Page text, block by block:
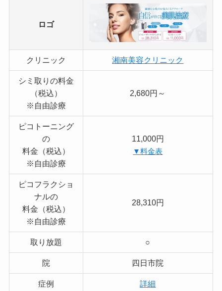
ロゴ
クリニック 湘南美容クリニック
シミ取りの料金
（税込）
※自由診療
2,680円～
ピコトーニング
の
料金（税込）
※自由診療
11,000円
▼料金表
ピコフラクショ
ナルの
料金（税込）
※自由診療
28,310円
取り放題 ○
院 四日市院
症例 詳細